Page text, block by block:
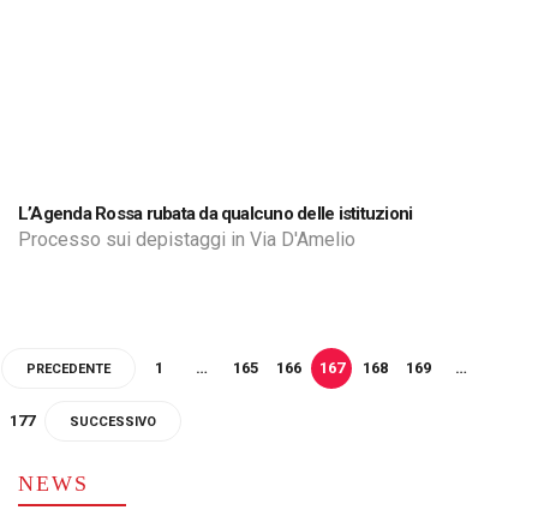
L’Agenda Rossa rubata da qualcuno delle istituzioni
Processo sui depistaggi in Via D'Amelio
PRECEDENTE 1 … 165 166 167 168 169 …
177 SUCCESSIVO
NEWS